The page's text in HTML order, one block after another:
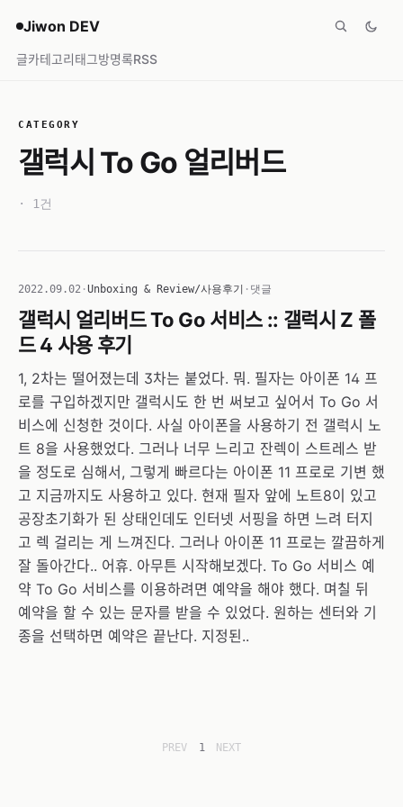
Jiwon DEV
글카테고리태그방명록RSS
CATEGORY
갤럭시 To Go 얼리버드
· 1건
2022.09.02 ·Unboxing & Review/사용후기 · 댓글
갤럭시 얼리버드 To Go 서비스 :: 갤럭시 Z 폴
드 4 사용 후기
1, 2차는 떨어졌는데 3차는 붙었다. 뭐. 필자는 아이폰 14 프
로를 구입하겠지만 갤럭시도 한 번 써보고 싶어서 To Go 서
비스에 신청한 것이다. 사실 아이폰을 사용하기 전 갤럭시 노
트 8을 사용했었다. 그러나 너무 느리고 잔렉이 스트레스 받
을 정도로 심해서, 그렇게 빠르다는 아이폰 11 프로로 기변 했
고 지금까지도 사용하고 있다. 현재 필자 앞에 노트8이 있고
공장초기화가 된 상태인데도 인터넷 서핑을 하면 느려 터지
고 렉 걸리는 게 느껴진다. 그러나 아이폰 11 프로는 깔끔하게
잘 돌아간다.. 어휴. 아무튼 시작해보겠다. To Go 서비스 예
약 To Go 서비스를 이용하려면 예약을 해야 했다. 며칠 뒤
예약을 할 수 있는 문자를 받을 수 있었다. 원하는 센터와 기
종을 선택하면 예약은 끝난다. 지정된..
PREV 1 NEXT